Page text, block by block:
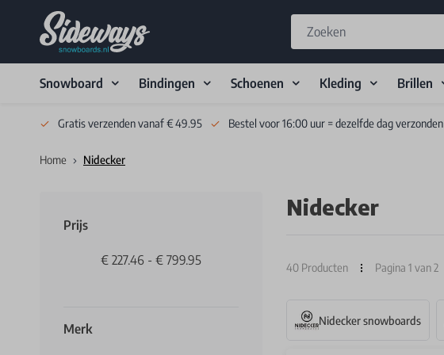
Snowboard Bindingen Schoenen Kleding Brillen
Gratis verzenden vanaf € 49.95 Bestel voor 16:00 uur = dezelfde dag verzonden
Home Nidecker
Prijs
€ 227.46 - € 799.95
Merk
Nidecker
40 Producten Pagina 1 van 2
Nidecker snowboards